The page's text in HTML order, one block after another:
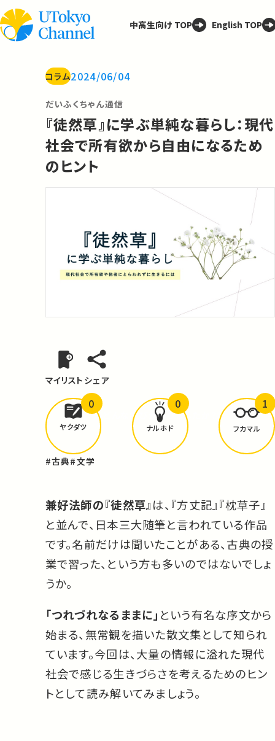
中高生向け TOP English TOP
コラム2024/06/04
だいふくちゃん通信
『徒然草』に学ぶ単純な暮らし：現代
社会で所有欲から自由になるため
のヒント
マイリスト シェア
どんな学びがありましたか？
ヤクダツ
0
ナルホド
0
フカマル
1
#古典#文学
兼好法師の『徒然草』は、『方丈記』『枕草子』
と並んで、日本三大随筆と言われている作品
です。名前だけは聞いたことがある、古典の授
業で習った、という方も多いのではないでしょ
うか。
「つれづれなるままに」 という有名な序文から
始まる、無常観を描いた散文集として知られ
ています。今回は、大量の情報に溢れた現代
社会で感じる生きづらさを考えるためのヒン
トとして読み解いてみましょう。